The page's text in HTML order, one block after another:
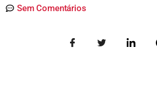
Sem Comentários